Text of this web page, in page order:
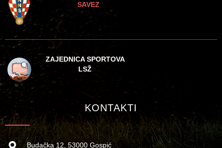
SAVEZ
ZAJEDNICA SPORTOVA
LSŽ
KONTAKTI
Budačka 12, 53000 Gospić